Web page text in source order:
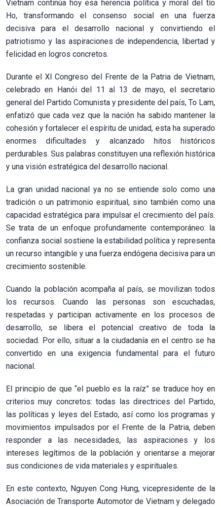
Vietnam continúa hoy esa herencia política y moral del tío
Ho, transformando el consenso social en una fuerza
decisiva para el desarrollo nacional y convirtiendo el
patriotismo y las aspiraciones de independencia, libertad y
felicidad en logros concretos.
Durante el XI Congreso del Frente de la Patria de Vietnam,
celebrado en Hanói del 11 al 13 de mayo, el secretario
general del Partido Comunista y presidente del país, To Lam,
enfatizó que cada vez que la nación ha sabido mantener la
cohesión y fortalecer el espíritu de unidad, esta ha superado
enormes dificultades y alcanzado hitos históricos
perdurables. Sus palabras constituyen una reflexión histórica
y una visión estratégica del desarrollo nacional.
La gran unidad nacional ya no se entiende solo como una
tradición o un patrimonio espiritual, sino también como una
capacidad estratégica para impulsar el crecimiento del país.
Se trata de un enfoque profundamente contemporáneo: la
confianza social sostiene la estabilidad política y representa
un recurso intangible y una fuerza endógena decisiva para un
crecimiento sostenible.
Cuando la población acompaña al país, se movilizan todos
los recursos. Cuando las personas son escuchadas,
respetadas y participan activamente en los procesos de
desarrollo, se libera el potencial creativo de toda la
sociedad. Por ello, situar a la ciudadanía en el centro se ha
convertido en una exigencia fundamental para el futuro
nacional.
El principio de que “el pueblo es la raíz” se traduce hoy en
criterios muy concretos: todas las directrices del Partido,
las políticas y leyes del Estado, así como los programas y
movimientos impulsados por el Frente de la Patria, deben
responder a las necesidades, las aspiraciones y los
intereses legítimos de la población y orientarse a mejorar
sus condiciones de vida materiales y espirituales.
En este contexto, Nguyen Cong Hung, vicepresidente de la
Asociación de Transporte Automotor de Vietnam y delegado